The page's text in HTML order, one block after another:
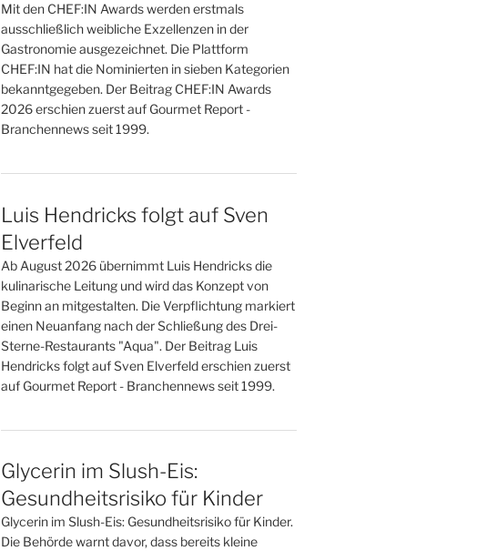
Mit den CHEF:IN Awards werden erstmals
ausschließlich weibliche Exzellenzen in der
Gastronomie ausgezeichnet. Die Plattform
CHEF:IN hat die Nominierten in sieben Kategorien
bekanntgegeben. Der Beitrag CHEF:IN Awards
2026 erschien zuerst auf Gourmet Report -
Branchennews seit 1999.
Luis Hendricks folgt auf Sven
Elverfeld
Ab August 2026 übernimmt Luis Hendricks die
kulinarische Leitung und wird das Konzept von
Beginn an mitgestalten. Die Verpflichtung markiert
einen Neuanfang nach der Schließung des Drei-
Sterne-Restaurants "Aqua". Der Beitrag Luis
Hendricks folgt auf Sven Elverfeld erschien zuerst
auf Gourmet Report - Branchennews seit 1999.
Glycerin im Slush-Eis:
Gesundheitsrisiko für Kinder
Glycerin im Slush-Eis: Gesundheitsrisiko für Kinder.
Die Behörde warnt davor, dass bereits kleine